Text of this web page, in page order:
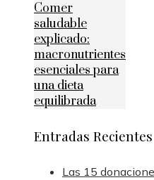
Comer
saludable
explicado:
macronutrientes
esenciales para
una dieta
equilibrada
Entradas Recientes
Las 15